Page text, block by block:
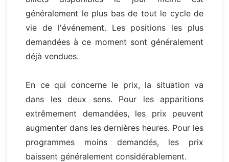
généralement le plus bas de tout le cycle de
vie de l'événement. Les positions les plus
demandées à ce moment sont généralement
déjà vendues.
En ce qui concerne le prix, la situation va
dans les deux sens. Pour les apparitions
extrêmement demandées, les prix peuvent
augmenter dans les dernières heures. Pour les
programmes moins demandés, les prix
baissent généralement considérablement.